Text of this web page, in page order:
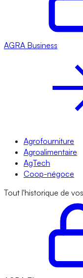
AGRA Business
Agrofourniture
Agroalimentaire
AgTech
Coop-négoce
Tout l'historique de